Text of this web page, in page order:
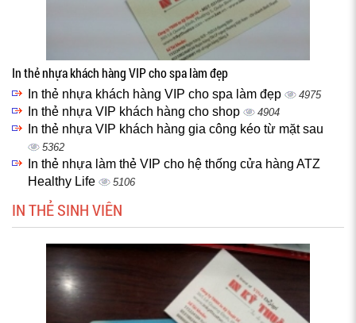
In thẻ nhựa khách hàng VIP cho spa làm đẹp
In thẻ nhựa khách hàng VIP cho spa làm đẹp 4975
In thẻ nhựa VIP khách hàng cho shop 4904
In thẻ nhựa VIP khách hàng gia công kéo từ mặt sau
5362
In thẻ nhựa làm thẻ VIP cho hệ thống cửa hàng ATZ
Healthy Life
5106
IN THẺ SINH VIÊN